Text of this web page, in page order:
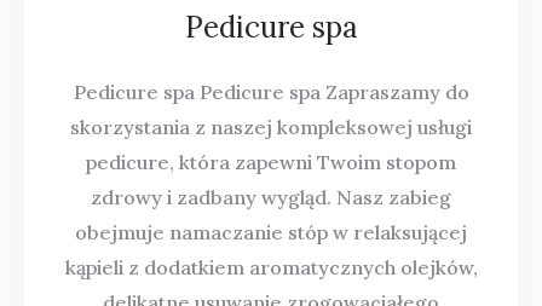
Pedicure spa
Pedicure spa Pedicure spa Zapraszamy do
skorzystania z naszej kompleksowej usługi
pedicure, która zapewni Twoim stopom
zdrowy i zadbany wygląd. Nasz zabieg
obejmuje namaczanie stóp w relaksującej
kąpieli z dodatkiem aromatycznych olejków,